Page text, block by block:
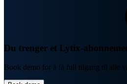
Du trenger et Lytix-
Book demo for å få full tilgang til alle